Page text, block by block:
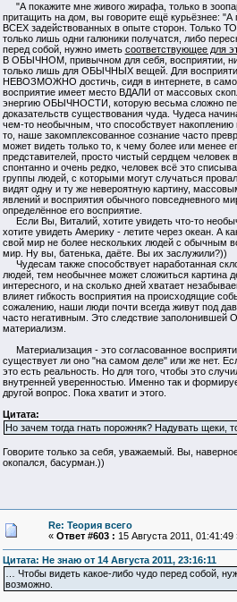
"А покажите мне живого жирафа, только в
притащить на дом, вы говорите ещё курьёзнее:
ВСЕХ задействованных в опыте сторон. Только
только лишь одни галюники получатся, либо
перед собой, нужно иметь соответствующее для
В ОБЫЧНОМ, привычном для себя, восприятии,
только лишь для ОБЫЧНЫХ вещей. Для
НЕВОЗМОЖНО достичь, сидя в интернете, в
восприятие имеет место ВДАЛИ от массовых
энергию ОБЫЧНОСТИ, которую весьма сложно
доказательств существования чуда. Чудеса
чем-то необычным, что способствует
то, наше закомплексованное сознание часто
может видеть только то, к чему более или менее
представителей, просто чистый сердцем
спонтанно и очень редко, человек всё это
группы людей, с которыми могут случаться
видят одну и ту же невероятную картину,
явлений и восприятия обычного
определённое его восприятие.
Если Вы, Виталий, хотите увидеть что-то
хотите увидеть Америку - летите через океан. А
свой мир не более нескольких людей с обычным
мир. Ну вы, батенька, даёте. Вы их заслужили?))
Чудесам также способствует наработанная
людей, тем необычнее может сложиться картина
интересного, и на сколько дней хватает
влияет гибкость восприятия на происходящие
сожалению, наши люди почти всегда живут под
часто негативным. Это следствие
материализм.
Материализация - это согласованное
существует ли оно "на самом деле" или же нет.
это есть реальность. Но для того, чтобы это
внутренней уверенностью. Именно так и
другой вопрос. Пока хватит и этого.
Цитата:
Но зачем тогда гнать порожняк? Надувать щеки,
Говорите только за себя, уважаемый. Вы,
окопался, басурман.))
Re: Теория всего
« Ответ #603 : 15 Августа 2011, 01:41:49
Цитата: Не знаю от 14 Августа 2011, 23:16:11
… Чтобы видеть какое-либо чудо перед собой,
возможно.